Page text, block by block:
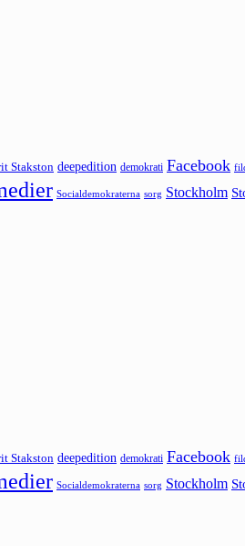
Stakston deepedition demokrati Facebook
Socialdemokraterna sorg Stockholm
Stakston deepedition demokrati Facebook
Socialdemokraterna sorg Stockholm